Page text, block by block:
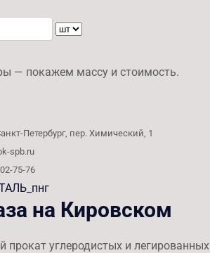
— покажем массу и стоимость.
Петербург, пер. Химический, 1
spb.ru
75-76
на Кировском
прокат углеродистых и легированных